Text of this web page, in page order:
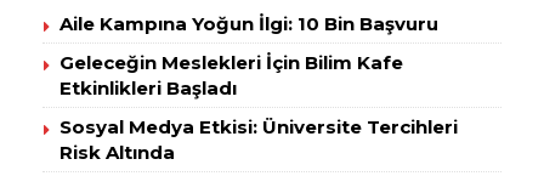
Aile Kampına Yoğun İlgi: 10 Bin Başvuru
Geleceğin Meslekleri İçin Bilim Kafe
Etkinlikleri Başladı
Sosyal Medya Etkisi: Üniversite Tercihleri
Risk Altında